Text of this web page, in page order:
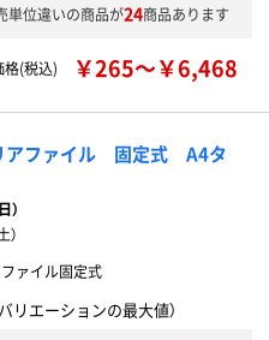
単位違いの商品が24商品あります
格(税込) ￥265～￥6,468
アファイル 固定式 A4タ
）
）
ァイル固定式
バリエーションの最大値）